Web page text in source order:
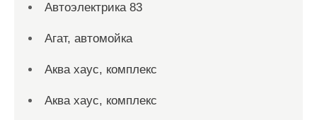
Автоэлектрика 83
Агат, автомойка
Аква хаус, комплекс
Аква хаус, комплекс